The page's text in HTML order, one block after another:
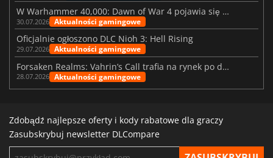
W Warhammer 40,000: Dawn of War 4 pojawia się frakcja Nekronów
30.07.2026 Aktualności gamingowe
Oficjalnie ogłoszono DLC Nioh 3: Hell Rising
29.07.2026 Aktualności gamingowe
Forsaken Realms: Vahrin’s Call trafia na rynek po dziesięciu latach prac
28.07.2026 Aktualności gamingowe
Zdobądź najlepsze oferty i kody rabatowe dla graczy
Zasubskrybuj newsletter DLCompare